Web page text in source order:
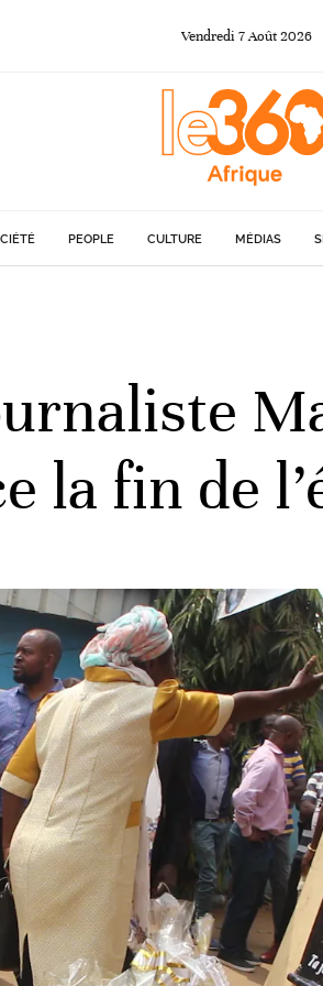
Vendredi 7Août 2026
PEOPLE CULTURE MÉDIAS
la fin de